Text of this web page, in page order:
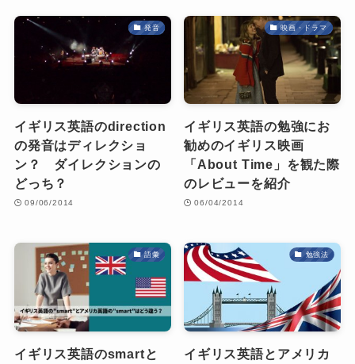
発音
イギリス英語のdirection
の発音はディレクショ
ン？ ダイレクションの
どっち？
09/06/2014
映画・ドラマ
イギリス英語の勉強にお
勧めのイギリス映画
「About Time」を観た際
のレビューを紹介
06/04/2014
語彙
イギリス英語のsmartと
勉強法
イギリス英語とアメリカ